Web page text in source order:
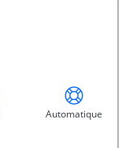
Automatique